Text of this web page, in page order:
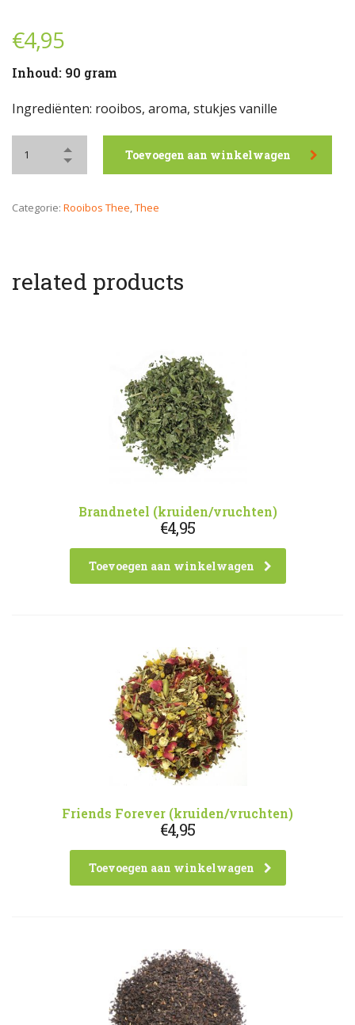
€4,95
Inhoud: 90 gram
Ingrediënten: rooibos, aroma, stukjes vanille
Toevoegen aan winkelwagen
Categorie: Rooibos Thee,Thee
related products
Brandnetel (kruiden/vruchten)
€4,95
Toevoegen aan winkelwagen
Friends Forever (kruiden/vruchten)
€4,95
Toevoegen aan winkelwagen